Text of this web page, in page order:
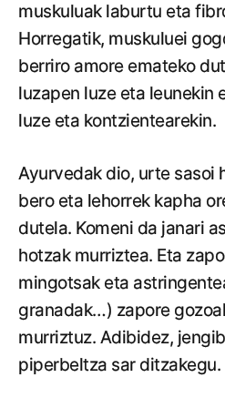
muskuluak laburtu eta
Horregatik, muskuluei
berriro amore emateko
luzapen luze eta leunekin
luze eta kontzientearekin.
Ayurvedak dio, urte sasoi
bero eta lehorrek kapha
dutela. Komeni da janari
hotzak murriztea. Eta
mingotsak eta
granadak…) zapore
murriztuz. Adibidez,
piperbeltza sar ditzakegu.